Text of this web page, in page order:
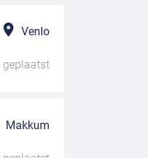
Venlo
geplaatst
Makkum